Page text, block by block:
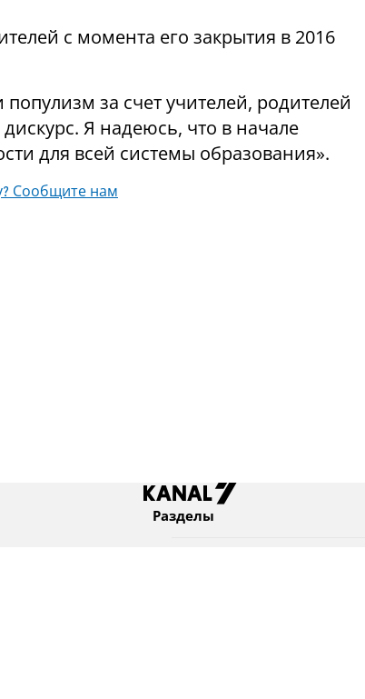
с момента его закрытия в 2016
за счет учителей, родителей
Я надеюсь, что в начале
для всей системы образования».
Сообщите нам
Разделы